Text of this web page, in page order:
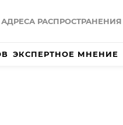
АДРЕСА РАСПРОСТРАНЕНИЯ
ЭКСПЕРТНОЕ МНЕНИЕ